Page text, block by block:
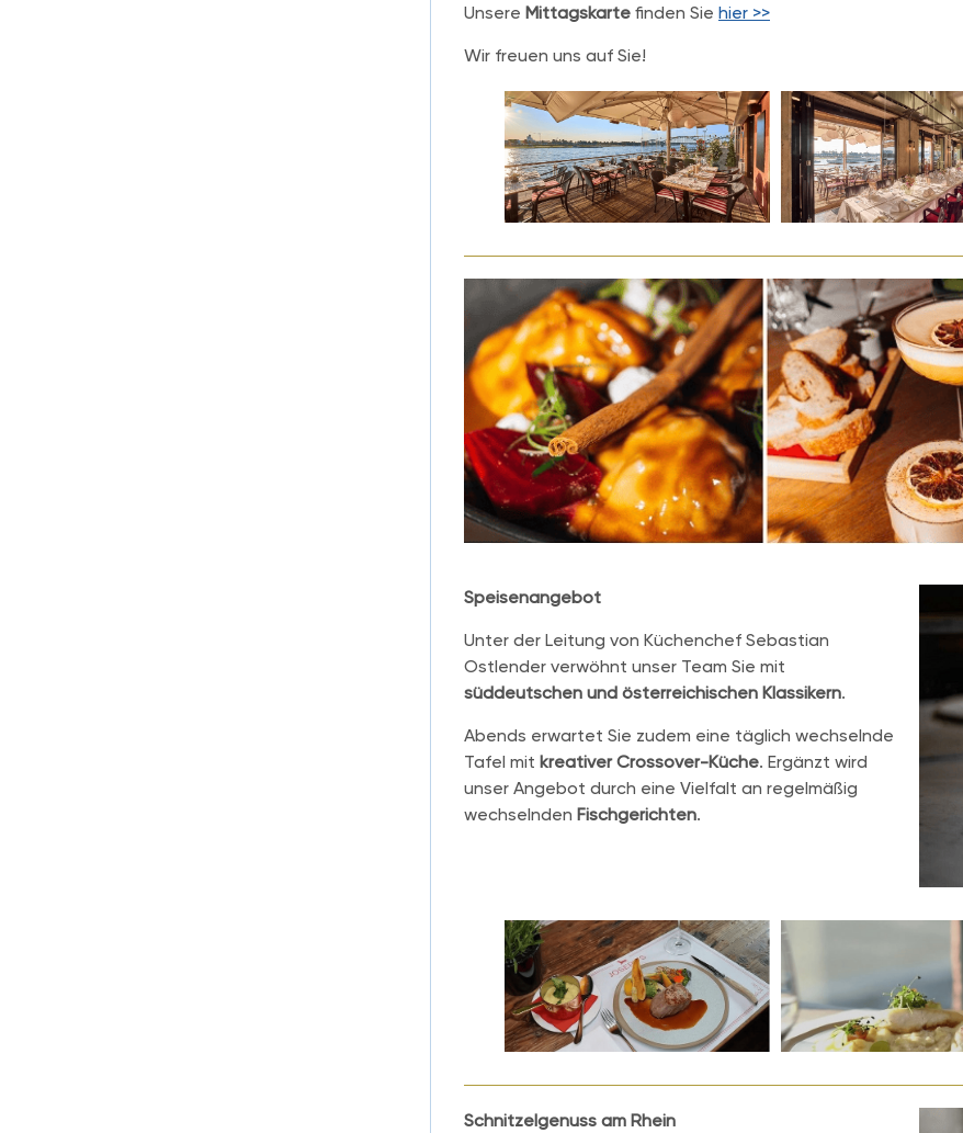
Unsere Mittagskarte finden Sie hier >>
Wir freuen uns auf Sie!
Speisenangebot
Unter der Leitung von Küchenchef Sebastian
Ostlender verwöhnt unser Team Sie mit
süddeutschen und österreichischen Klassikern.
Abends erwartet Sie zudem eine täglich wechselnde
Tafel mit kreativer Crossover-Küche. Ergänzt wird
unser Angebot durch eine Vielfalt an regelmäßig
wechselnden Fischgerichten.
Schnitzelgenuss am Rhein